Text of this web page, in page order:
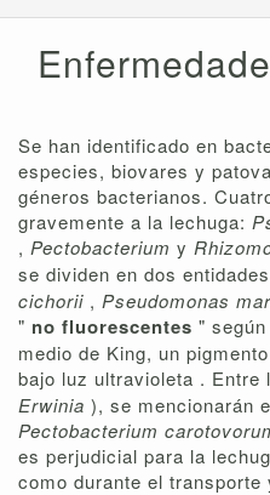
Se han identificado en
especies, biovares y
géneros bacterianos.
gravemente a la lechuga:
, Pectobacterium y
se dividen en dos
cichorii , Pseudomonas
" no fluorescentes "
medio de King, un
bajo luz ultravioleta . Entre
Erwinia ), se mencionarán
Pectobacterium
es perjudicial para la
como durante el transporte